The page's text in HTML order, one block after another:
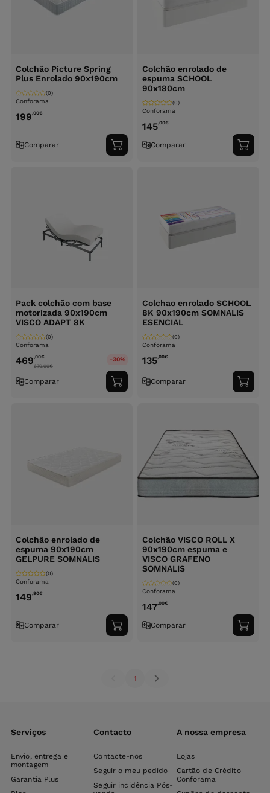
Colchão Picture Spring
Plus Enrolado 90x190cm
Conforama
(0)
199,00€
Comparar
Adicionar
ao
Colchão enrolado de
espuma SCHOOL
90x180cm
Conforama
(0)
145,00€
Comparar
ao
Pack colchão com base
motorizada 90x190cm
VISCO ADAPT 8K
Conforama
(0)
469,00€
670.00€
-30%
Comparar
Adicionar
ao
Colchao enrolado SCHOOL
8K 90x190cm SOMNALIS
ESENCIAL
Conforama
(0)
135,00€
Comparar
ao
Colchão enrolado de
espuma 90x190cm
GELPURE SOMNALIS
Conforama
(0)
149,90€
Comparar
Adicionar
ao
Colchão VISCO ROLL X
90x190cm espuma e
VISCO GRAFENO
SOMNALIS
Conforama
(0)
147,00€
Comparar
ao
1
Serviços
Envio, entrega e
montagem
Garantia Plus
Contacto
Contacte-nos
Seguir o meu pedido
Seguir incidência Pós-
A nossa empresa
Lojas
Cartão de Crédito
Conforama